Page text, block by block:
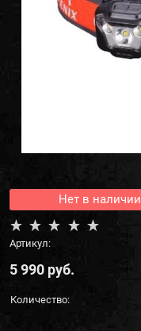
Нет в наличии
Артикул:
5 990 руб.
Количество: